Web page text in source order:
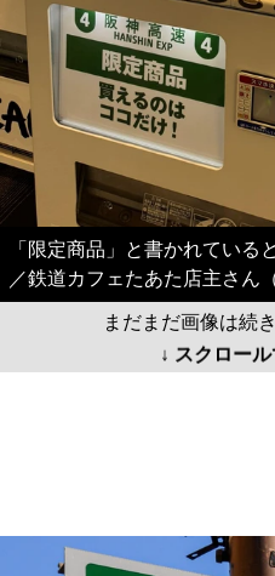
「限定商品」と書かれている
／鉄道カフェたあた店主さん
まだまだ画像は続
↓ スクロー